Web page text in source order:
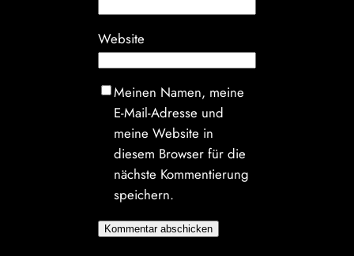
Website
Meinen Namen, meine
E-Mail-Adresse und
meine Website in
diesem Browser für die
nächste Kommentierung
speichern.